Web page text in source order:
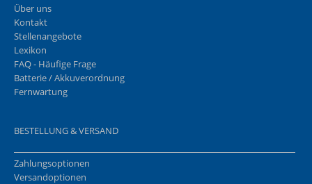
Über uns
Kontakt
Stellenangebote
Lexikon
FAQ - Häufige Frage
Batterie / Akkuverordnung
Fernwartung
BESTELLUNG & VERSAND
Zahlungsoptionen
Versandoptionen